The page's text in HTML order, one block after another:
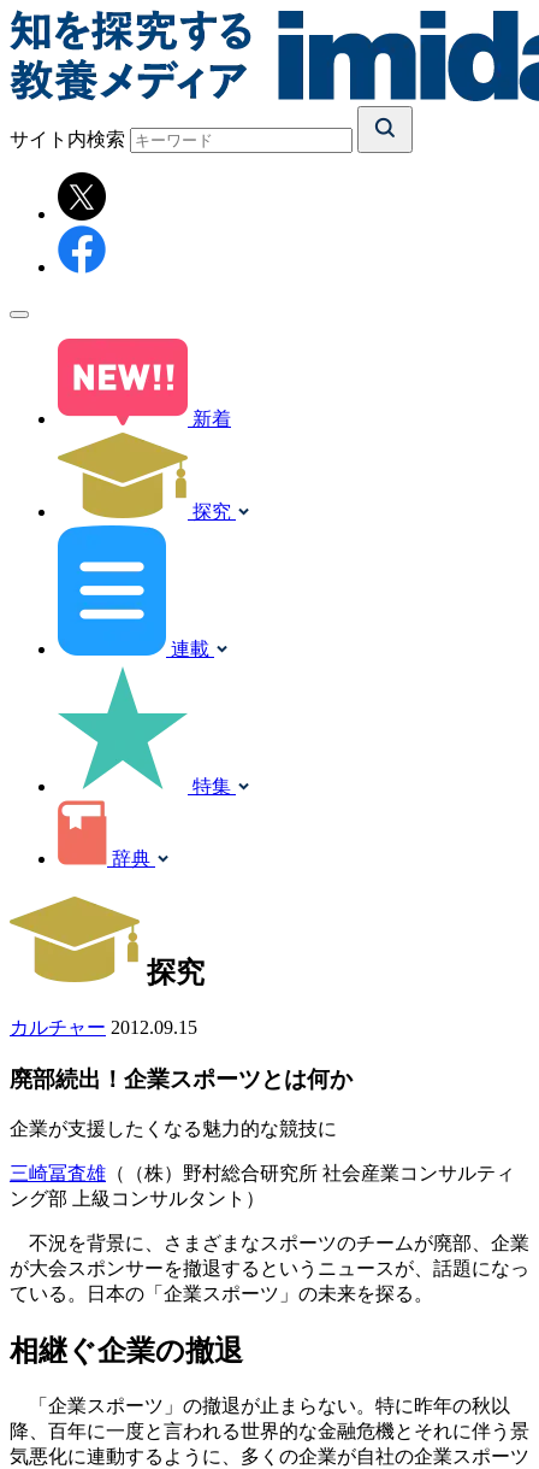
サイト内検索
新着
探究
連載
特集
辞典
探究
カルチャー 2012.09.15
廃部続出！企業スポーツとは何か
企業が支援したくなる魅力的な競技に
三崎冨査雄 （（株）野村総合研究所 社会産業コンサルティ
ング部 上級コンサルタント）
不況を背景に、さまざまなスポーツのチームが廃部、企業
が大会スポンサーを撤退するというニュースが、話題になっ
ている。日本の「企業スポーツ」の未来を探る。
相継ぐ企業の撤退
「企業スポーツ」の撤退が止まらない。特に昨年の秋以
降、百年に一度と言われる世界的な金融危機とそれに伴う景
気悪化に連動するように、多くの企業が自社の企業スポーツ